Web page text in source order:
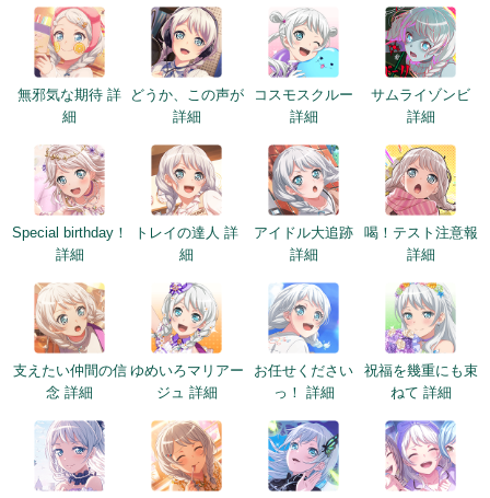
無邪気な期待 詳
細
どうか、この声が
詳細
コスモスクルー
詳細
サムライゾンビ
詳細
Special birthday！
詳細
トレイの達人 詳
細
アイドル大追跡
詳細
喝！テスト注意報
詳細
支えたい仲間の信
念 詳細
ゆめいろマリアー
ジュ 詳細
お任せください
っ！ 詳細
祝福を幾重にも束
ねて 詳細